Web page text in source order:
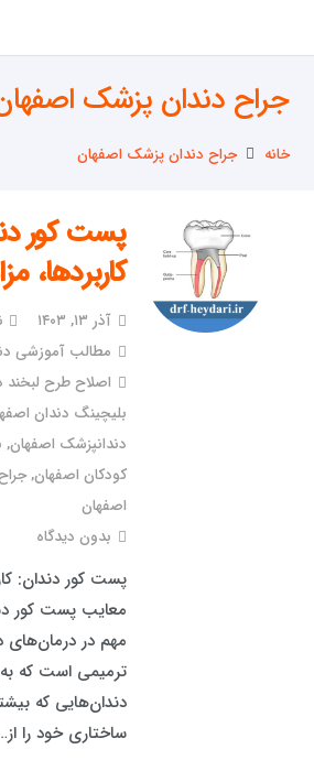
جراح دندان پزشک
خانه جراح دندان پزشک اصفهان
پست کور
کاربردها،
آذر ۱۳, ۱۴۰۳
مطالب آموزشی
اصلاح طرح لبخند
بلیچینگ دندان
دندانپزشک اصفهان,
کودکان اصفهان,
اصفهان
بدون دیدگاه
پست کور دندان:
معایب پست کور
مهم در درمان‌های
ترمیمی است که
دندان‌هایی که
ساختاری خود را